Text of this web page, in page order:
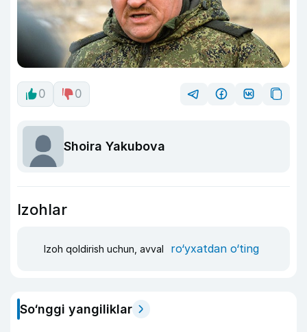
0 0
Shoira Yakubova
Izohlar
Izoh qoldirish uchun, avval ro‘yxatdan o‘ting
So‘nggi yangiliklar